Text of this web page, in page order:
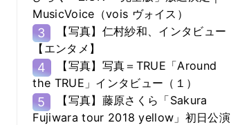
MusicVoice（vois ヴォイス）
3
【写真】仁村紗和、インタビュー
【エンタメ】
4
【写真】写真＝TRUE「Around
the TRUE」インタビュー（１）
5
【写真】藤原さくら「Sakura
Fujiwara tour 2018 yellow」初日公演